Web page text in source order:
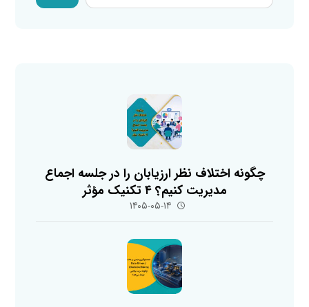
چگونه اختلاف نظر ارزیابان را در جلسه اجماع
مدیریت کنیم؟ ۴ تکنیک مؤثر
۱۴۰۵-۰۵-۱۴